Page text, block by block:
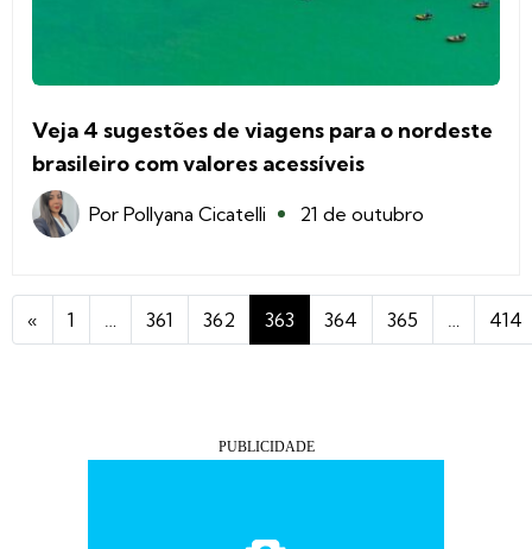
Veja 4 sugestões de viagens para o nordeste
brasileiro com valores acessíveis
Por Pollyana Cicatelli 21 de outubro
« 1 … 361 362 363 364 365 … 414